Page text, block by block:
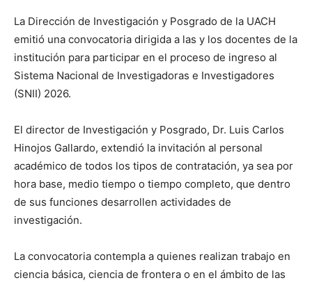
La Dirección de Investigación y Posgrado de la UACH
emitió una convocatoria dirigida a las y los docentes de la
institución para participar en el proceso de ingreso al
Sistema Nacional de Investigadoras e Investigadores
(SNII) 2026.
El director de Investigación y Posgrado, Dr. Luis Carlos
Hinojos Gallardo, extendió la invitación al personal
académico de todos los tipos de contratación, ya sea por
hora base, medio tiempo o tiempo completo, que dentro
de sus funciones desarrollen actividades de
investigación.
La convocatoria contempla a quienes realizan trabajo en
ciencia básica, ciencia de frontera o en el ámbito de las